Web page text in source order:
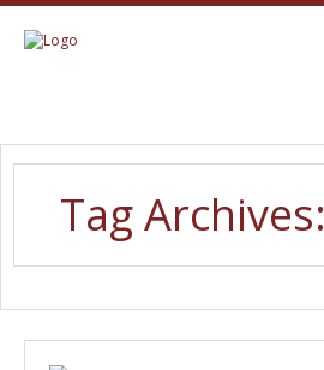
INICIO
EL CORO
Tag Archives: